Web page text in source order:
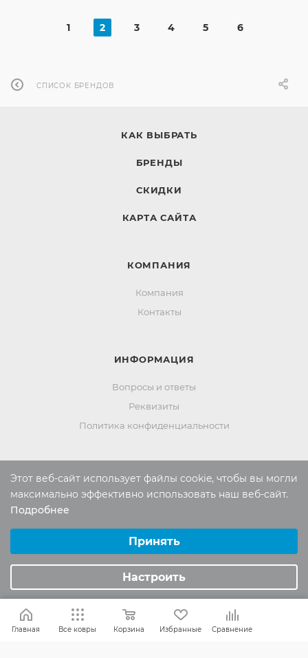
1 2 3 4 5 6
СПИСОК БРЕНДОВ
КАК ВЫБРАТЬ
БРЕНДЫ
СКИДКИ
КАРТА САЙТА
КОМПАНИЯ
Компания
Контакты
ИНФОРМАЦИЯ
Вопросы и ответы
Реквизиты
Политика конфиденциальности
ПОМОЩЬ
Оплата и доставка
Россия:8 (800) 101-38-97
Отдел продаж:
@mr-kover.ru
Тех. поддержка:support@mr-kover.ru
Главная Все ковры Корзина Избранные Сравнение
Этот веб-сайт использует файлы cookie, чтобы вы могли
максимально эффективно использовать наш веб-сайт.
Подробнее
Аналитические/Функциональные
Принять
Настроить